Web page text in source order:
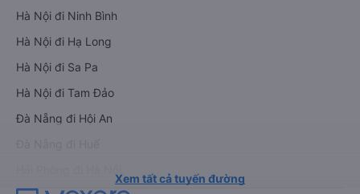
Hà Nội đi Ninh Bình
Hà Nội đi Hạ Long
Hà Nội đi Sa Pa
Hà Nội đi Tam Đảo
Đà Nẵng đi Hội An
Xem tất cả tuyến đường